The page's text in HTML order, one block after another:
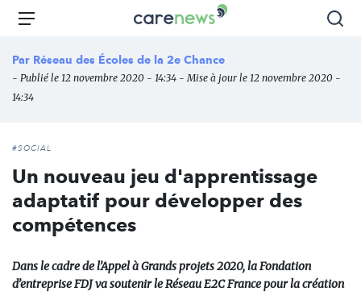
Aller
principal
Carenews,
média
des
Menu
Par Réseau des Écoles de la 2e Chance
- Publié le 12 novembre 2020 - 14:34 - Mise à jour le 12 novembre 2020 -
14:34
#SOCIAL
Un nouveau jeu d'apprentissage
adaptatif pour développer des
compétences
Dans le cadre de l’Appel à Grands projets 2020, la Fondation
d’entreprise FDJ va soutenir le Réseau E2C France pour la création